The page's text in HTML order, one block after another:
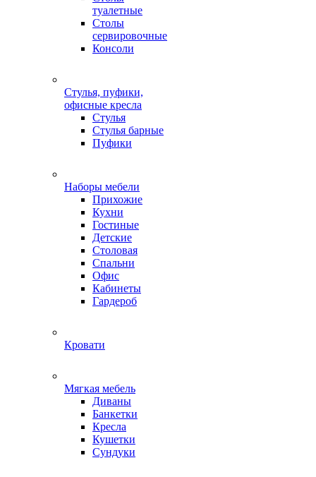
туалетные
Столы
сервировочные
Консоли
Стулья, пуфики,
офисные кресла
Стулья
Стулья барные
Пуфики
Наборы мебели
Прихожие
Кухни
Гостиные
Детские
Столовая
Спальни
Офис
Кабинеты
Гардероб
Кровати
Мягкая мебель
Диваны
Банкетки
Кресла
Кушетки
Сундуки